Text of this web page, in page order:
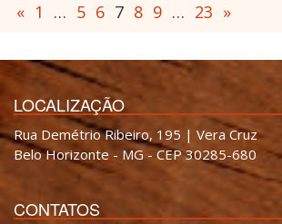
« 1 … 5 6 7 8 9 … 23 »
LOCALIZAÇÃO
Rua Demétrio Ribeiro, 195 | Vera Cruz
Belo Horizonte - MG - CEP 30285-680
CONTATOS